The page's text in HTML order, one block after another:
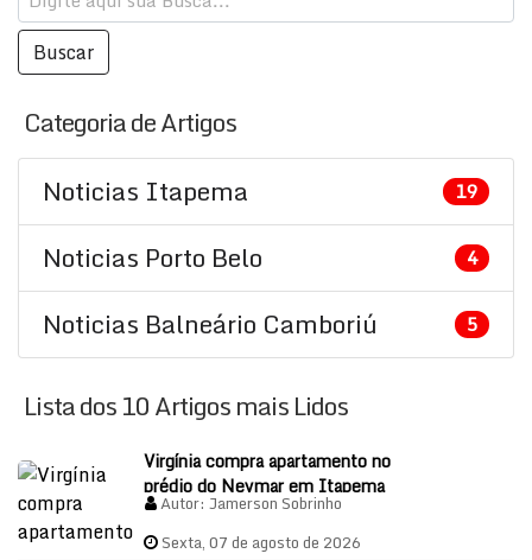
Categoria de Artigos
Noticias Itapema
19
Noticias Porto Belo 4
Noticias Balneário Camboriú 5
Lista dos 10 Artigos mais Lidos
Virgínia compra apartamento no
prédio do Neymar em Itapema
Autor: Jamerson Sobrinho
Sexta, 07 de agosto de 2026